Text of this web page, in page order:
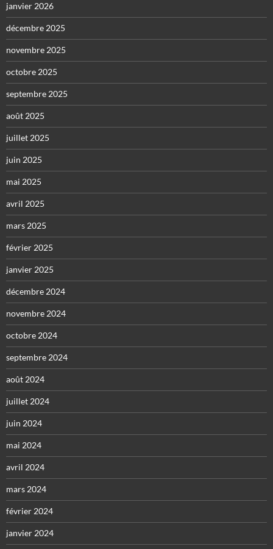
janvier 2026
décembre 2025
novembre 2025
octobre 2025
septembre 2025
août 2025
juillet 2025
juin 2025
mai 2025
avril 2025
mars 2025
février 2025
janvier 2025
décembre 2024
novembre 2024
octobre 2024
septembre 2024
août 2024
juillet 2024
juin 2024
mai 2024
avril 2024
mars 2024
février 2024
janvier 2024